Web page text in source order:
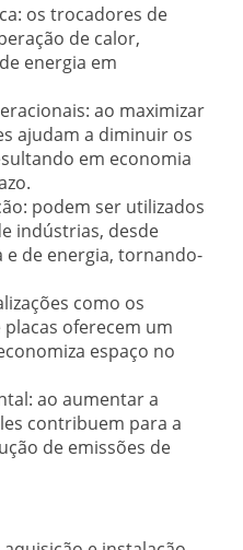
os trocadores de
de calor,
energia em
ao maximizar
ajudam a diminuir os
em economia
podem ser utilizados
indústrias, desde
de energia, tornando-
como os
oferecem um
espaço no
ao aumentar a
contribuem para a
de emissões de